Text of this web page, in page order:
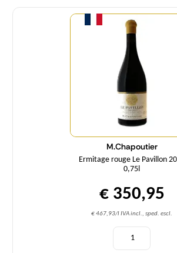
M.Chapoutier
Ermitage rouge Le Pavillon
0,75l
€ 350,95
€ 467,93/l IVA incl., sped. escl.
Quantità